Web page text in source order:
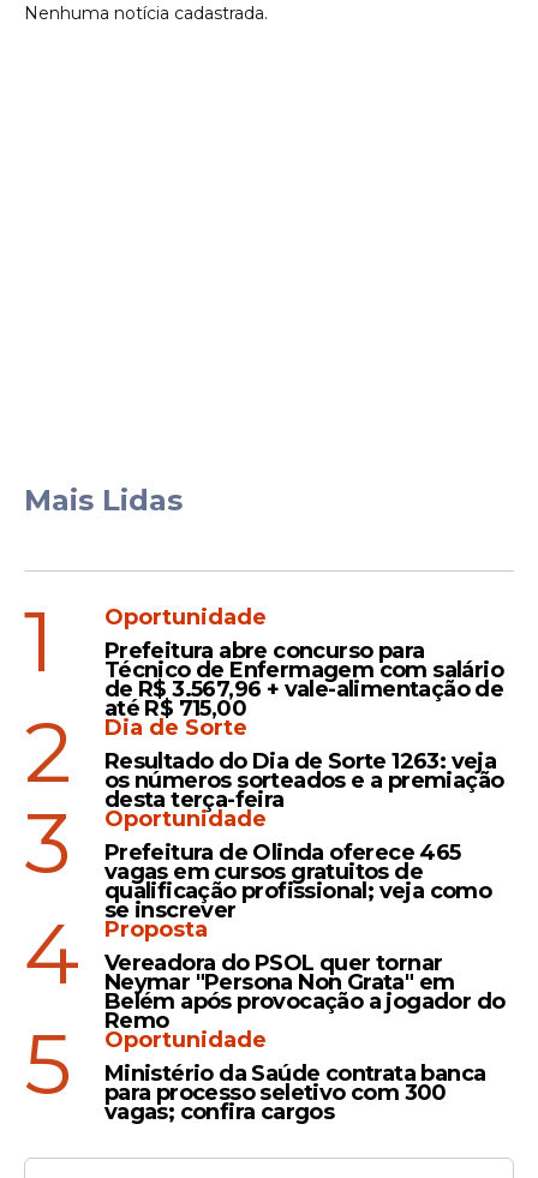
Nenhuma notícia cadastrada.
Mais Lidas
1
Oportunidade
Prefeitura abre concurso para
Técnico de Enfermagem com salário
de R$ 3.567,96 + vale-alimentação de
até R$ 715,00
2
Dia de Sorte
Resultado do Dia de Sorte 1263: veja
os números sorteados e a premiação
desta terça-feira
3
Oportunidade
Prefeitura de Olinda oferece 465
vagas em cursos gratuitos de
qualificação profissional; veja como
se inscrever
4
Proposta
Vereadora do PSOL quer tornar
Neymar "Persona Non Grata" em
Belém após provocação a jogador do
Remo
5
Oportunidade
Ministério da Saúde contrata banca
para processo seletivo com 300
vagas; confira cargos